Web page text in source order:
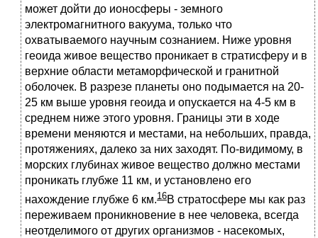
может дойти до ионосферы - земного
электромагнитного вакуума, только что
охватываемого научным сознанием. Ниже уровня
геоида живое вещество проникает в стратисферу и в
верхние области метаморфической и гранитной
оболочек. В разрезе планеты оно подымается на 20-
25 км выше уровня геоида и опускается на 4-5 км в
среднем ниже этого уровня. Границы эти в ходе
времени меняются и местами, на небольших, правда,
протяжениях, далеко за них заходят. По-видимому, в
морских глубинах живое вещество должно местами
проникать глубже 11 км, и установлено его
нахождение глубже 6 км.16В стратосфере мы как раз
переживаем проникновение в нее человека, всегда
неотделимого от других организмов - насекомых,